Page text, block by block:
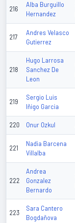
216
Alba Burguillo
Hernandez
217
Andres Velasco
Gutierrez
218
Hugo Larrosa
Sanchez De
Leon
219
Sergio Luis
Iñigo Garcia
220 Onur Ozkul
221
Nadia Barcena
Villalba
222
Andrea
Gonzalez
Bernardo
223
Sara Cantero
Bogdañova